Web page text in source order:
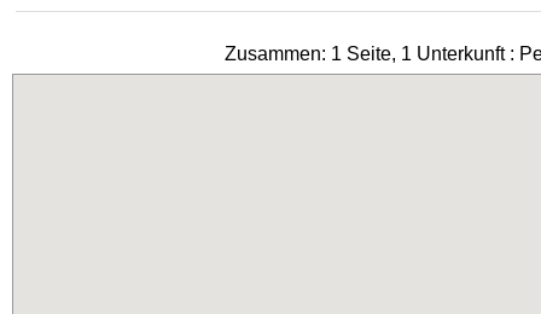
Zusammen: 1 Seite, 1 Unterkunft :